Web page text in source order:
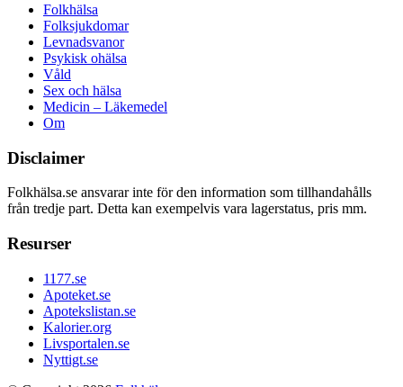
Folkhälsa
Folksjukdomar
Levnadsvanor
Psykisk ohälsa
Våld
Sex och hälsa
Medicin – Läkemedel
Om
Disclaimer
Folkhälsa.se ansvarar inte för den information som tillhandahålls
från tredje part. Detta kan exempelvis vara lagerstatus, pris mm.
Resurser
1177.se
Apoteket.se
Apotekslistan.se
Kalorier.org
Livsportalen.se
Nyttigt.se